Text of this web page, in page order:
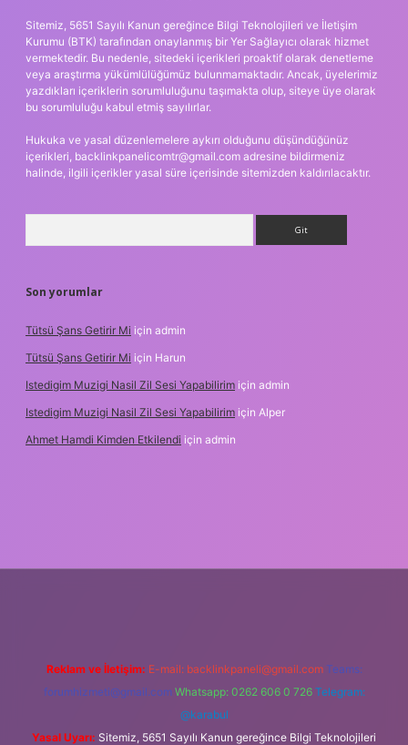
Sitemiz, 5651 Sayılı Kanun gereğince Bilgi Teknolojileri ve İletişim
Kurumu (BTK) tarafından onaylanmış bir Yer Sağlayıcı olarak hizmet
vermektedir. Bu nedenle, sitedeki içerikleri proaktif olarak denetleme
veya araştırma yükümlülüğümüz bulunmamaktadır. Ancak, üyelerimiz
yazdıkları içeriklerin sorumluluğunu taşımakta olup, siteye üye olarak
bu sorumluluğu kabul etmiş sayılırlar.
Hukuka ve yasal düzenlemelere aykırı olduğunu düşündüğünüz
içerikleri, backlinkpanelicomtr@gmail.com adresine bildirmeniz
halinde, ilgili içerikler yasal süre içerisinde sitemizden kaldırılacaktır.
Son yorumlar
Tütsü Şans Getirir Mi için admin
Tütsü Şans Getirir Mi için Harun
Istedigim Muzigi Nasil Zil Sesi Yapabilirim için admin
Istedigim Muzigi Nasil Zil Sesi Yapabilirim için Alper
Ahmet Hamdi Kimden Etkilendi için admin
Reklam ve İletişim: E-mail: backlinkpaneli@gmail.com Teams:
forumhizmeti@gmail.com Whatsapp: 0262 606 0 726 Telegram:
@karabul
Yasal Uyarı: Sitemiz, 5651 Sayılı Kanun gereğince Bilgi Teknolojileri